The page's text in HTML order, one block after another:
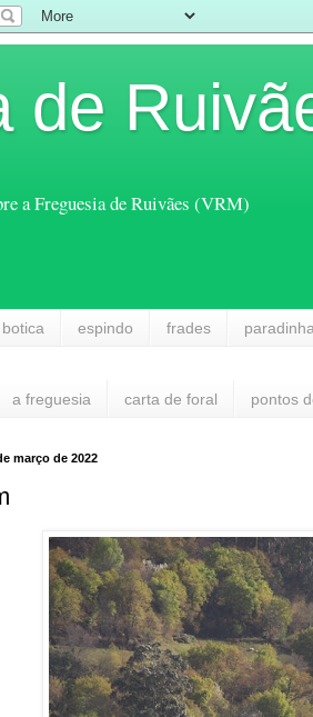
de
a Freguesia de Ruivães (VRM)
botica espindo frades
a freguesia carta de foral pontos
março de 2022